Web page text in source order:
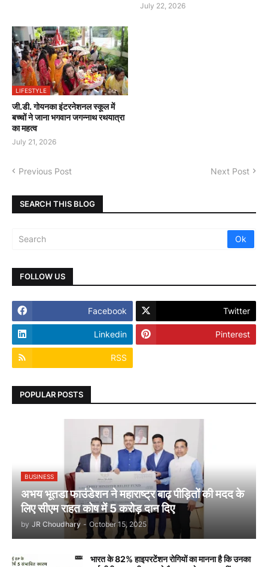
July 22, 2026
LIFESTYLE
जी.डी. गोयनका इंटरनेशनल स्कूल में
बच्चों ने जाना भगवान जगन्नाथ रथयात्रा
का महत्व
July 21, 2026
Previous Post Next Post
SEARCH THIS BLOG
FOLLOW US
Facebook Twitter
Linkedin Pinterest
RSS
POPULAR POSTS
BUSINESS
अभय भूतडा फाउंडेशन ने महाराष्ट्र बाढ़ पीड़ितों की मदद के
लिए सीएम राहत कोष में 5 करोड़ दान दिए
by JR Choudhary - October 15, 2025
भारत के 82% हाइपरटेंशन रोगियों का मानना है कि उनका